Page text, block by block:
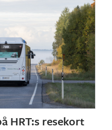
HRT:s resekort